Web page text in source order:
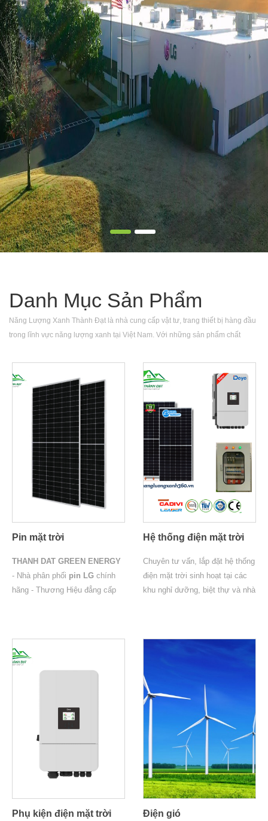
Dây điện
Giá bắt tấm pin
Điện gió
Tua bin gió
Sản phẩm khác
Điện mặt trời di động
Bơm nước điện mặt trời
Camera điện mặt trời
Thiết bị chiếu sáng
Sạc dự phòng
Dự án
Giải pháp
Hộ gia đình
Doanh nghiệp
Tuyển đại lý
Tin tức
Liên hệ
Danh Mục Sản Phẩm
Năng Lượng Xanh Thành Đạt là nhà cung cấp vật tư, trang thiết bị hàng đầu
trong lĩnh vực năng lượng xanh tại Việt Nam. Với những sản phẩm chất
Pin mặt trời
THANH DAT GREEN ENERGY
- Nhà phân phối pin LG chính
hãng - Thương Hiệu đẳng cấp
Hệ thống điện mặt trời
Chuyên tư vấn, lắp đặt hệ thống
điện mặt trời sinh hoạt tại các
khu nghỉ dưỡng, biệt thự và nhà
Phụ kiện điện mặt trời Điện gió